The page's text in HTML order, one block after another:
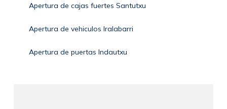
Apertura de cajas fuertes Santutxu
Apertura de vehiculos Iralabarri
Apertura de puertas Indautxu